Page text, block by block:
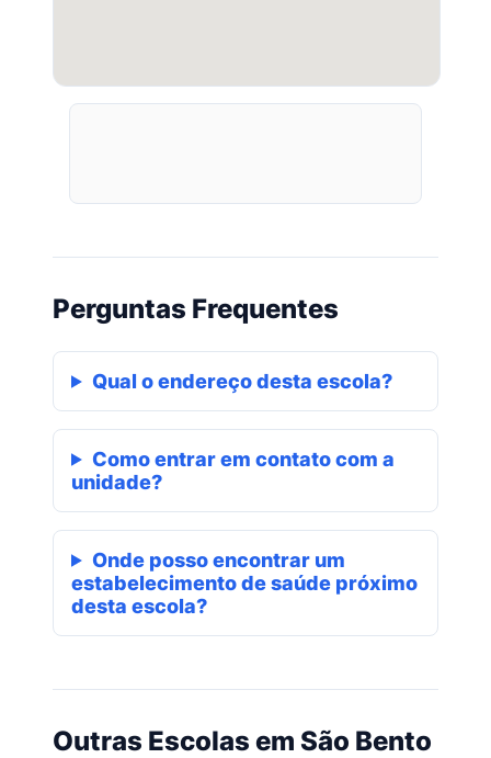
Perguntas Frequentes
Qual o endereço desta escola?
Como entrar em contato com a
unidade?
Onde posso encontrar um
estabelecimento de saúde próximo
desta escola?
Outras Escolas em São Bento